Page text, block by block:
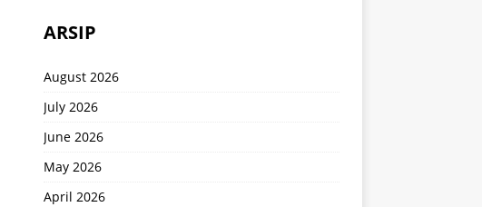
ARSIP
August 2026
July 2026
June 2026
May 2026
April 2026